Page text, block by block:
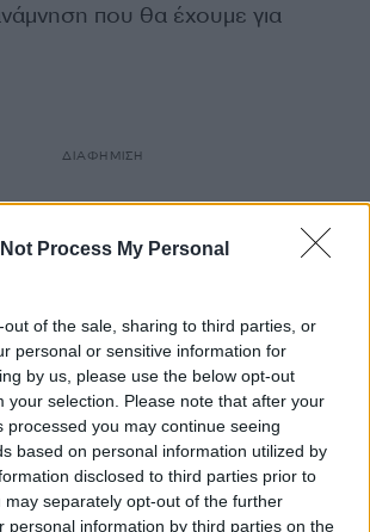
Process My Personal
out of the sale, sharing to third parties, or
personal or sensitive information for
by us, please use the below opt-out
your selection. Please note that after your
processed you may continue seeing
based on personal information utilized by
disclosed to third parties prior to
may separately opt-out of the further
personal information by third parties on the
που θα έχουμε για
ΔΙΑΦΗΜΙΣΗ